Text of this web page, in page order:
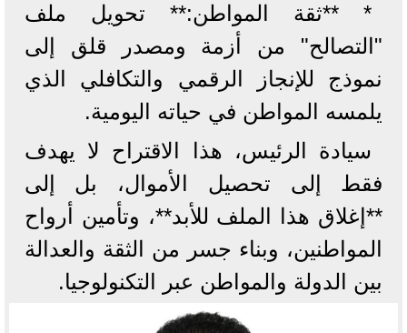
* **ثقة المواطن:** تحويل ملف
"التصالح" من أزمة ومصدر قلق إلى
نموذج للإنجاز الرقمي والتكافلي الذي
يلمسه المواطن في حياته اليومية.
سيادة الرئيس، هذا الاقتراح لا يهدف
فقط إلى تحصيل الأموال، بل إلى
**إغلاق هذا الملف للأبد**، وتأمين أرواح
المواطنين، وبناء جسر من الثقة والعدالة
بين الدولة والمواطن عبر التكنولوجيا.